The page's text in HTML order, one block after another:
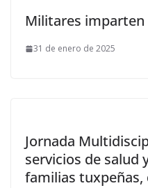
Militares imparten
31 de enero de 2025
Jornada
servicios de salud
familias